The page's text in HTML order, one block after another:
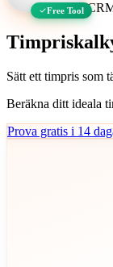
Free Tool
Sätt ett timpris som
Beräkna ditt ideala
Prova gratis i 14